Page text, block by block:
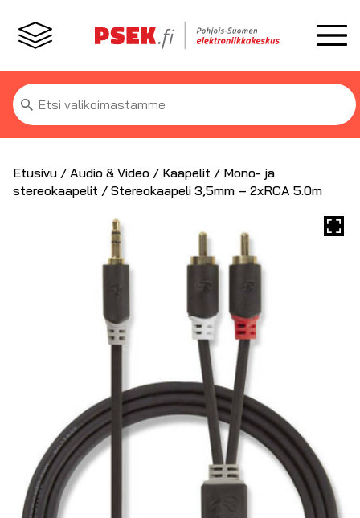
Etsi:
Etusivu / Audio & Video / Kaapelit / Mono- ja
stereokaapelit / Stereokaapeli 3,5mm – 2xRCA 5.0m